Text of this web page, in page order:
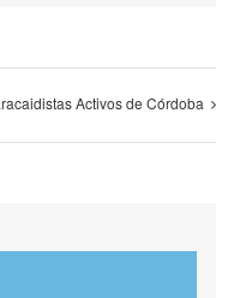
Activos de Córdoba